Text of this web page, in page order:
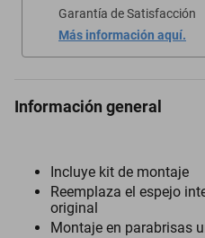
Garantía de Satisfacción
Más información aquí.
Información general
Incluye kit de montaje
Reemplaza el espejo
original
Montaje en parabrisas